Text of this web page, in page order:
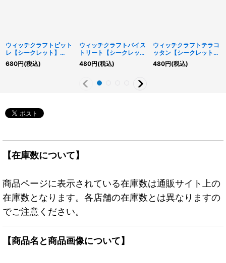
ウィッチクラフトピット
レ【シークレット】
{RV01-JP034}《モンス
ター》
680円(税込)
ウィッチクラフトバイス
トリート【シークレッ
ト】{RV01-JP044}《魔
法》
480円(税込)
ウィッチクラフトテラコ
ッタン【シークレット】
{RV01-JP023}《モンス
ター》
480円(税込)
【在庫数について】
商品ページに表示されている在庫数は通販サイト上の
在庫数となります。各店舗の在庫数とは異なりますの
でご注意ください。
【商品名と商品画像について】